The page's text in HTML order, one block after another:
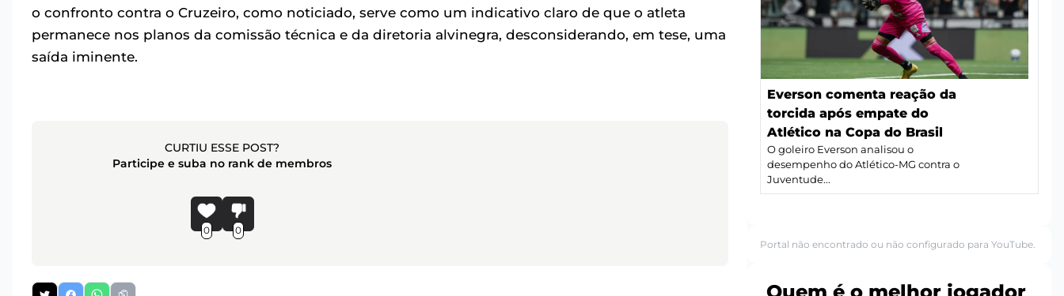
o confronto contra o Cruzeiro, como noticiado, serve como um indicativo claro de que o atleta
permanece nos planos da comissão técnica e da diretoria alvinegra, desconsiderando, em tese, uma
saída iminente.
CURTIU ESSE POST?
Participe e suba no rank de membros
0 0
Everson comenta reação da
torcida após empate do
Atlético na Copa do Brasil
O goleiro Everson analisou o
desempenho do Atlético-MG contra o
Juventude...
Portal não encontrado ou não configurado para YouTube.